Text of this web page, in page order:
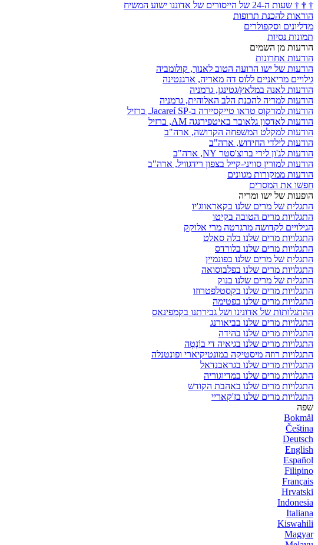
†
†
† שעות ה-24 של הייסורים של אדוננו ישוע המשיח
הוראות להכנת תרופות
מדליונים וסקפולרים
תמונות נסיות
הודעות מן השמים
הודעות אחרונות
הודעות של ישו הרועה הטוב לאנוך, קולומביה
גילויים מריאניים ללוס דה מאריה, ארגנטינה
הודעות לאנה במלאץ/גטינגן, גרמניה
הודעות למריה להכנת הלב האלוהית, גרמניה
הודעות למרקוס טדאו טייקסיירה ב-Jacareí SP, ברזיל
הודעות לאדסון גלאובר באיטפירנגה AM, ברזיל
הודעות למקלט המשפחה הקדושה, ארה"ב
הודעות לילדי החידוש, ארה"ב
הודעות לג'ון לירי ברוצ'סטר NY, ארה"ב
הודעות למורין סוויני-קייל בצפון רידגוויל, ארה"ב
הודעות ממקורות מגוונים
חפשו את המסרים
הופעות של ישו ומריה
התגלית של מרים שלנו בקאראווג'יו
התגלויות מרים הטובה בקיטו
הגילויים לקדושה מרגרטה מרי אלוקק
התגלויות מרים שלנו בלה סאלט
התגלויות מרים שלנו בלורדס
התגלית של מרים שלנו בפונמיין
התגלויות מרים שלנו בפלבוסואה
התגלית של מרים שלנו בנוק
התגלויות מרים שלנו בקסטלפטרוזו
התגלויות מרים שלנו בפטימה
ההתגלותות של אדונינו ושל גבירתנו בקמפינאס
התגלויות מרים שלנו בביאורנג
התגלויות מרים שלנו בהידה
התגלויות מרים שלנו בגיאיה די בוֹנָטֶה
התגלויות רוזה מיסטיקה במונטיקיארי ופונטנלה
התגלויות מרים שלנו בגראבנדאל
התגלויות מרים שלנו במדיוגוריה
התגלויות מרים שלנו באהבת הקודש
התגלויות מרים שלנו בז'קאריי
שפה
Bokmål
Čeština
Deutsch
English
Español
Filipino
Français
Hrvatski
Indonesia
Italiana
Kiswahili
Magyar